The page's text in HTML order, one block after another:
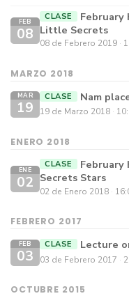
FEB
08
CLASE
February
Little Secrets
08 de Febrero 2019
MARZO 2018
MAR
19
CLASE Nam
19 de Marzo 2018
ENERO 2018
ENE
02
CLASE
Secrets Stars
02 de Enero 2018
FEBRERO 2017
FEB
03
CLASE Lecture
03 de Febrero 2017
OCTUBRE 2015